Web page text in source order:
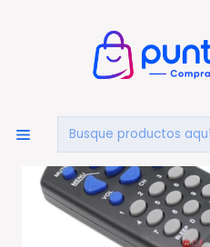
Inicio TELEVISIÓN
Control Remoto Para Tv